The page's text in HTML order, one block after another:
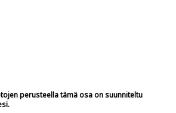
perusteella tämä osa on suunniteltu